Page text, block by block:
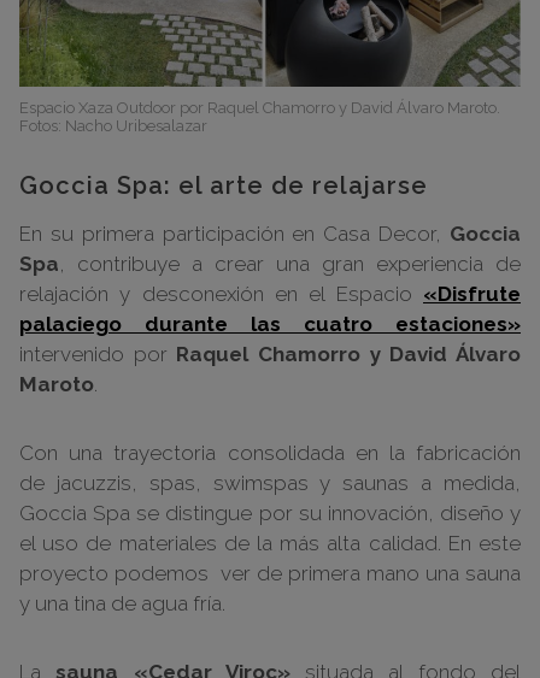
Espacio Xaza Outdoor por Raquel Chamorro y David Álvaro Maroto.
Fotos: Nacho Uribesalazar
Goccia Spa: el arte de relajarse
En su primera participación en Casa Decor, Goccia
Spa , contribuye a crear una gran experiencia de
relajación y desconexión en el Espacio «Disfrute
palaciego durante las cuatro estaciones»
intervenido por Raquel Chamorro y David Álvaro
Maroto
Con una trayectoria consolidada en la fabricación
de jacuzzis, spas, swimspas y saunas a medida
Goccia Spa se distingue por su innovación, diseño y
el uso de materiales de la más alta calidad . En este
proyecto podemos ver de primera mano una sauna
y una tina de agua fría.
La sauna «Cedar Viroc»situada al fondo del